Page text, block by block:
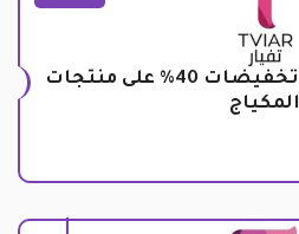
كود خصم تفيار 2026 تخفيضات 40% على منتجات
المكياج